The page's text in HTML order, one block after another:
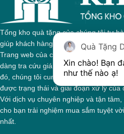
Tổng kho quà tặng của chúng tôi tự
giúp khách hàng dễ dàng tìm kiếm
Trang web của chúng tôi được thiết kế
dàng tra cứu giá cả và thông tin chi
đó, chúng tôi cung cấp hệ thống theo
được trạng thái và giai đoạn xử lý của
Với dịch vụ chuyên nghiệp và tận
cho bạn trải nghiệm mua sắm tuyệt
nhất.
Quà Tặng
Xin chào! Bạn
như thế nào ạ!